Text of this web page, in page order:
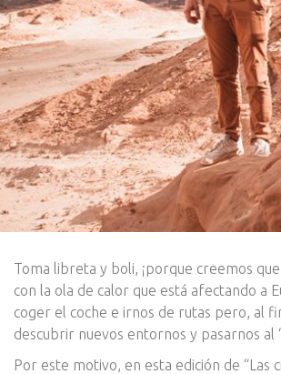
Toma libreta y boli, ¡porque creemos
con la ola de calor que está afectando a
coger el coche e irnos de rutas pero, al
descubrir nuevos entornos y pasarnos al
Por este motivo, en esta edición de “Las